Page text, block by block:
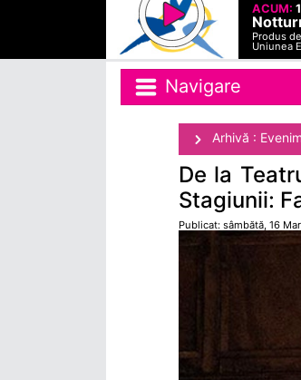
ACUM:
Produs
Uniunea
Navigare
Arhivă :
De la
Stagiunii:
Publicat: sâmbătă, 16